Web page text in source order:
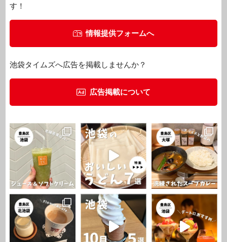
す！
情報提供フォームへ
池袋タイムズへ広告を掲載しませんか？
広告掲載について